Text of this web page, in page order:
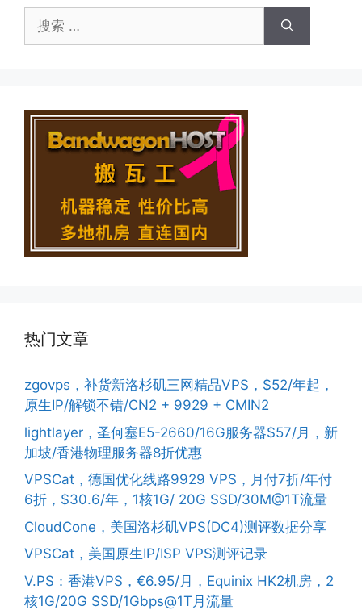
索：
热门文章
zgovps，补货新洛杉矶三网精品VPS，$52/年起，
原生IP/解锁不错/CN2 + 9929 + CMIN2
lightlayer，圣何塞E5-2660/16G服务器$57/月，新
加坡/香港物理服务器8折优惠
VPSCat，德国优化线路9929 VPS，月付7折/年付
6折，$30.6/年，1核1G/ 20G SSD/30M@1T流量
CloudCone，美国洛杉矶VPS(DC4)测评数据分享
VPSCat，美国原生IP/ISP VPS测评记录
V.PS：香港VPS，€6.95/月，Equinix HK2机房，2
核1G/20G SSD/1Gbps@1T月流量